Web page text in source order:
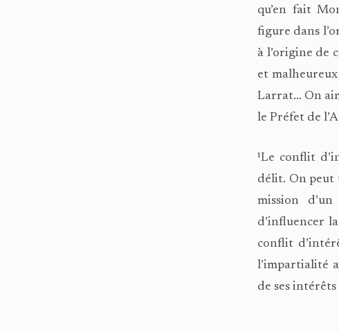
qu’en fait
figure dans
à l’origine de
et
Larrat… On
le Préfet de
¹Le conflit
délit. On peut
mission
d’influencer
conflit
l’impartialité
de ses